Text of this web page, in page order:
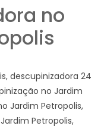
no
descupinizadora 24
no Jardim
Jardim Petropolis,
Petropolis,